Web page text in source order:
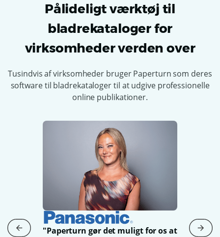
Pålideligt værktøj til
bladrekataloger for
virksomheder verden over
Tusindvis af virksomheder bruger Paperturn som deres
software til bladrekataloger til at udgive professionelle
online publikationer.
"Paperturn gør det muligt for os at